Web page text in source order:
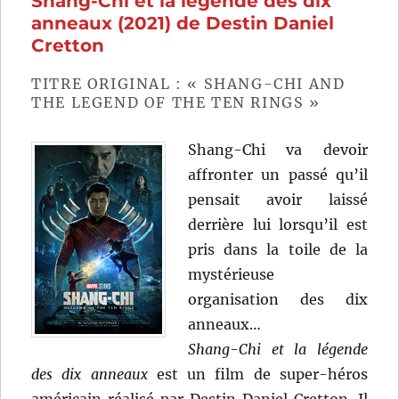
Quentin
Dupieux
anneaux (2021) de Destin Daniel
Cretton
TITRE ORIGINAL : « SHANG-CHI AND
THE LEGEND OF THE TEN RINGS »
Shang-Chi va devoir
affronter un passé qu’il
pensait avoir laissé
derrière lui lorsqu’il est
pris dans la toile de la
mystérieuse
organisation des dix
anneaux…
Shang-Chi et la légende
des dix anneauxest un film de super-héros